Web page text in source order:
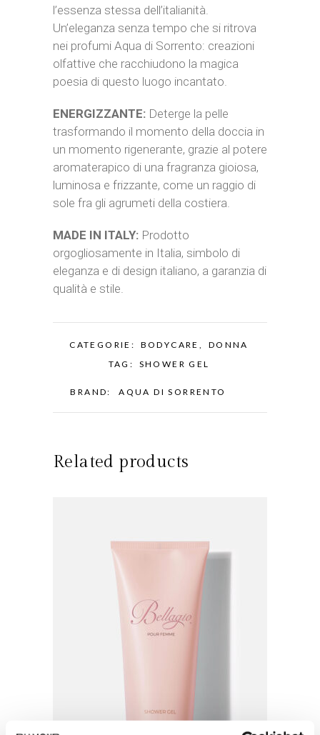
l’essenza stessa dell’italianità.
Un’eleganza senza tempo che si ritrova
nei profumi Aqua di Sorrento: creazioni
olfattive che racchiudono la magica
poesia di questo luogo incantato.
ENERGIZZANTE: Deterge la pelle
trasformando il momento della doccia in
un momento rigenerante, grazie al potere
aromaterapico di una fragranza gioiosa,
luminosa e frizzante, come un raggio di
sole fra gli agrumeti della costiera.
MADE IN ITALY: Prodotto
orgogliosamente in Italia, simbolo di
eleganza e di design italiano, a garanzia di
qualità e stile.
CATEGORIE: BODYCARE ,
DONNA
TAG:
SHOWER GEL
BRAND: AQUA DI SORRENTO
Related products